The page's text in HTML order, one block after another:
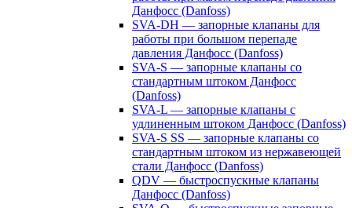
Данфосс (Danfoss)
SVA-DH — запорные клапаны для
работы при большом перепаде
давления Данфосс (Danfoss)
SVA-S — запорные клапаны со
стандартным штоком Данфосс
(Danfoss)
SVA-L — запорные клапаны с
удлиненным штоком Данфосс (Danfoss)
SVA-S SS — запорные клапаны со
стандартным штоком из нержавеющей
стали Данфосс (Danfoss)
QDV — быстроспускные клапаны
Данфосс (Danfoss)